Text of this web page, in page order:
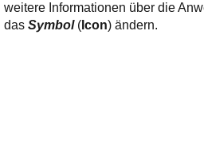
weitere Informationen über die
das Symbol (Icon) ändern.